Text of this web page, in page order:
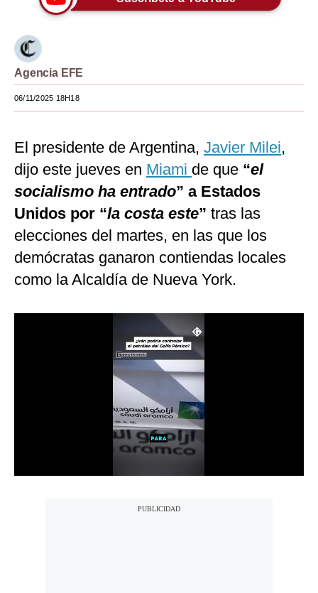
Estilos
Mundo
EEUU
Internacional
Tecnología
Mix
G de Gestión
Agencia EFE
06/11/2025 18H18
El presidente de Argentina, Javier Milei,
dijo este jueves en Miami de que “el
socialismo ha entrado” a Estados
Unidos por “la costa este” tras las
elecciones del martes, en las que los
demócratas ganaron contiendas locales
como la Alcaldía de Nueva York.